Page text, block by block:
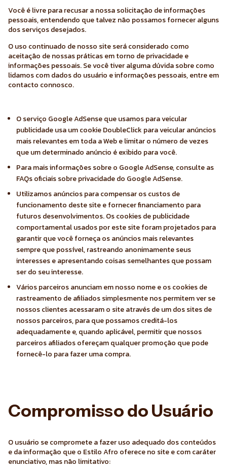
Você é livre para recusar a nossa solicitação de informações
pessoais, entendendo que talvez não possamos fornecer alguns
dos serviços desejados.
O uso continuado de nosso site será considerado como
aceitação de nossas práticas em torno de privacidade e
informações pessoais. Se você tiver alguma dúvida sobre como
lidamos com dados do usuário e informações pessoais, entre em
contacto connosco.
O serviço Google AdSense que usamos para veicular
publicidade usa um cookie DoubleClick para veicular anúncios
mais relevantes em toda a Web e limitar o número de vezes
que um determinado anúncio é exibido para você.
Para mais informações sobre o Google AdSense, consulte as
FAQs oficiais sobre privacidade do Google AdSense.
Utilizamos anúncios para compensar os custos de
funcionamento deste site e fornecer financiamento para
futuros desenvolvimentos. Os cookies de publicidade
comportamental usados ​​por este site foram projetados para
garantir que você forneça os anúncios mais relevantes
sempre que possível, rastreando anonimamente seus
interesses e apresentando coisas semelhantes que possam
ser do seu interesse.
Vários parceiros anunciam em nosso nome e os cookies de
rastreamento de afiliados simplesmente nos permitem ver se
nossos clientes acessaram o site através de um dos sites de
nossos parceiros, para que possamos creditá-los
adequadamente e, quando aplicável, permitir que nossos
parceiros afiliados ofereçam qualquer promoção que pode
fornecê-lo para fazer uma compra.
Compromisso do Usuário
O usuário se compromete a fazer uso adequado dos conteúdos
e da informação que o Estilo Afro oferece no site e com caráter
enunciativo, mas não limitativo: